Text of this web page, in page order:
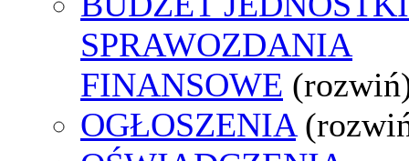
SPRAWOZDANIA
FINANSOWE
OGŁOSZENIA